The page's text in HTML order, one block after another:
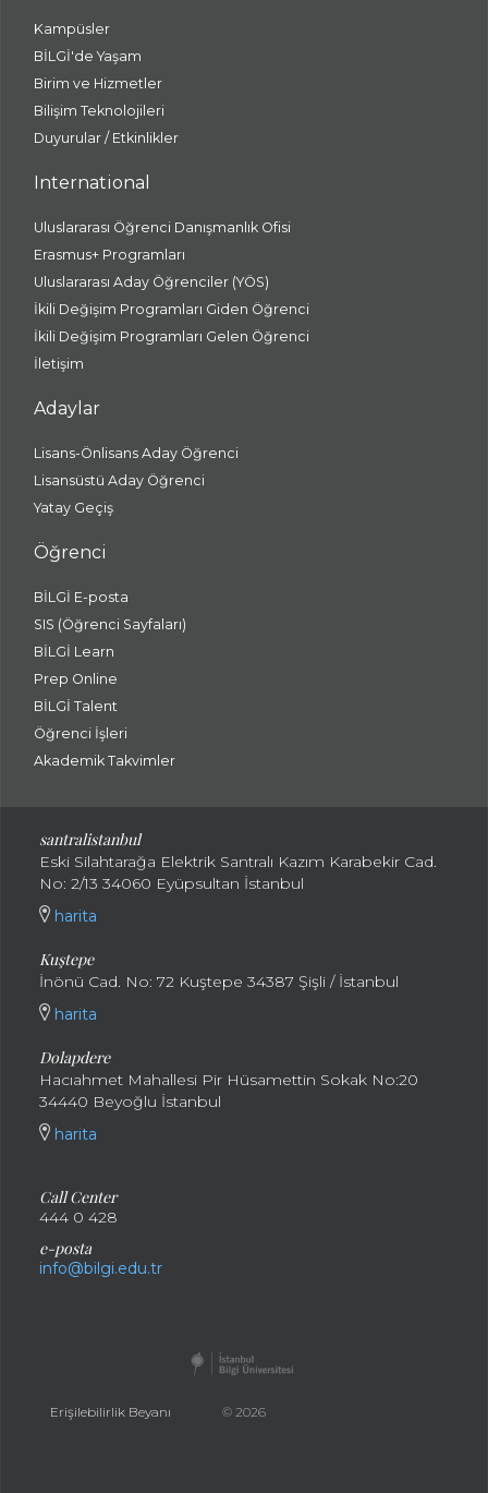
Kampüsler
BİLGİ'de Yaşam
Birim ve Hizmetler
Bilişim Teknolojileri
Duyurular / Etkinlikler
International
Uluslararası Öğrenci Danışmanlık Ofisi
Erasmus+ Programları
Uluslararası Aday Öğrenciler (YÖS)
İkili Değişim Programları Giden Öğrenci
İkili Değişim Programları Gelen Öğrenci
İletişim
Adaylar
Lisans-Önlisans Aday Öğrenci
Lisansüstü Aday Öğrenci
Yatay Geçiş
Öğrenci
BİLGİ E-posta
SIS (Öğrenci Sayfaları)
BİLGİ Learn
Prep Online
BİLGİ Talent
Öğrenci İşleri
Akademik Takvimler
santralistanbul
Eski Silahtarağa Elektrik Santralı Kazım Karabekir Cad.
No: 2/13 34060 Eyüpsultan İstanbul
harita
Kuştepe
İnönü Cad. No: 72 Kuştepe 34387 Şişli / İstanbul
harita
Dolapdere
Hacıahmet Mahallesi Pir Hüsamettin Sokak No:20
34440 Beyoğlu İstanbul
harita
Call Center
444 0 428
e-posta
info@bilgi.edu.tr
Erişilebilirlik Beyanı © 2026